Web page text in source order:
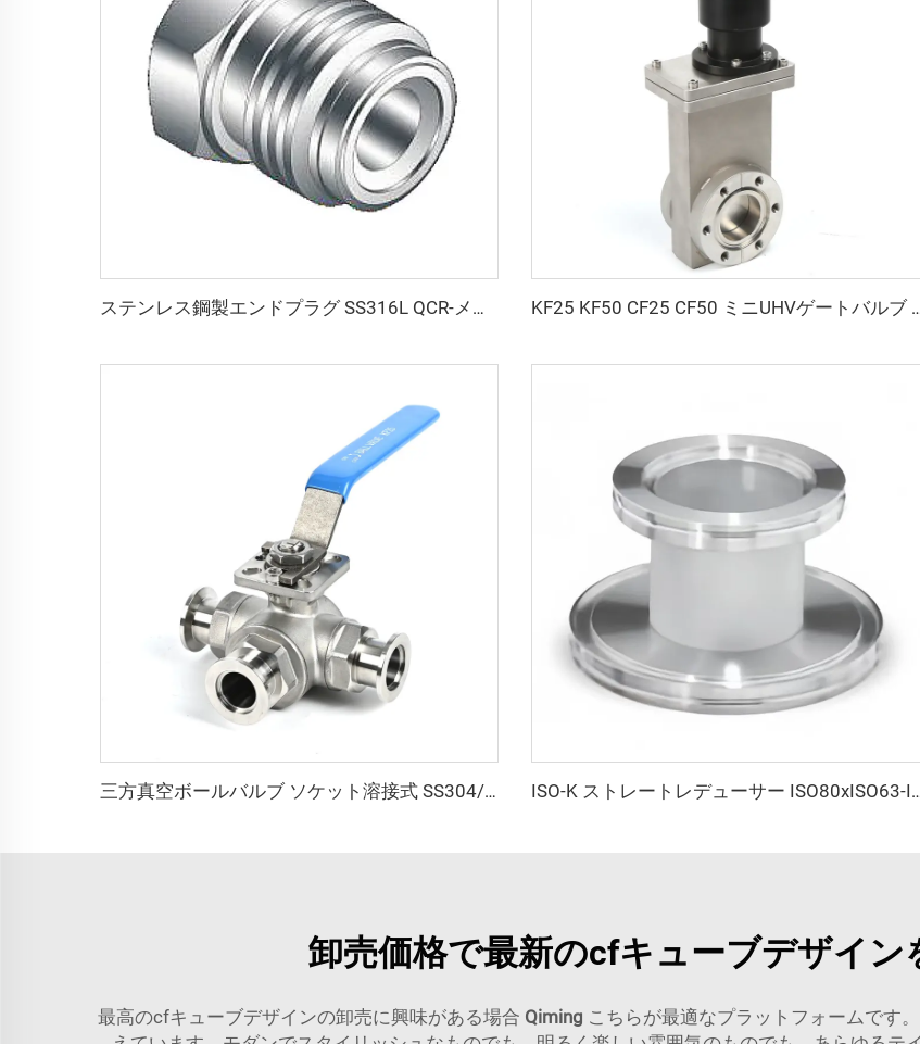
ステンレス鋼製エンドプラグ SS316L QCR-メタルフェース継手 1/8"-1" ブライトアニール／電解研磨仕上げ KF25 KF50 CF25 CF50 ミニUHVゲートバル
三方真空ボールバルブ ソケット溶接式 SS304/SS316L ステンレス鋼製フランジ ISO63-ISO100 高平台 高品質 3ウェイボールバルブ NW63/NW80/NW100 ISO-K ストレートレデューサー ISO80xISO63-
卸売価格で最新のcfキューブデザイン
最高のcfキューブデザインの卸売に興味がある場合 Qiming こちらが最適なプラットフォームです